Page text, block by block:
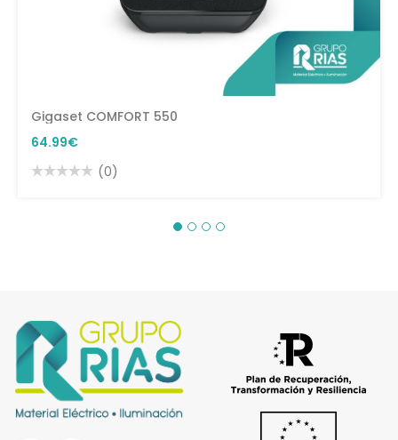
Gigaset COMFORT 550
64.99€
(0)